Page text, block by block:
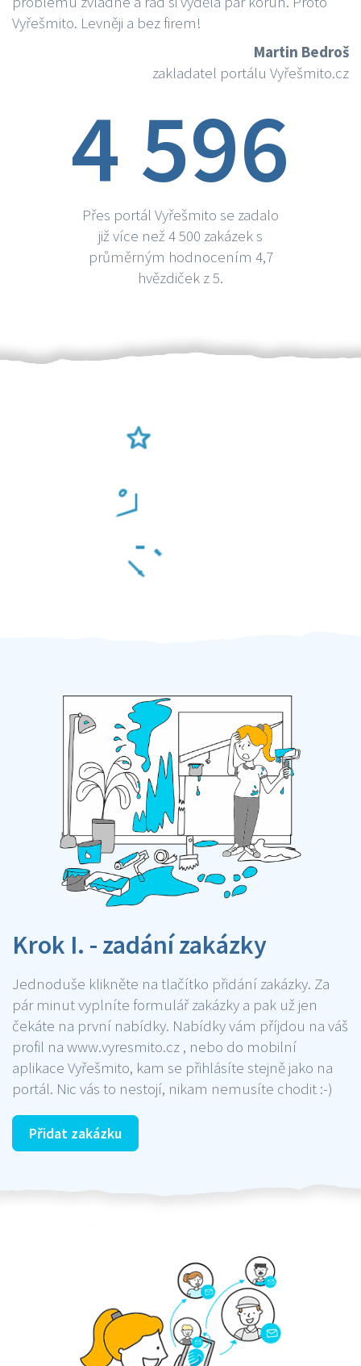
Vyřešmito. Levněji a bez firem!
Martin Bedroš
zakladatel portálu Vyřešmito.cz
4 596
Přes portál Vyřešmito se zadalo
již více než 4 500 zakázek s
průměrným hodnocením 4,7
hvězdiček z 5.
Krok I. - zadání zakázky
Jednoduše klikněte na tlačítko přidání zakázky. Za
pár minut vyplníte formulář zakázky a pak už jen
čekáte na první nabídky. Nabídky vám příjdou na váš
profil na www.vyresmito.cz , nebo do mobilní
aplikace Vyřešmito, kam se přihlásíte stejně jako na
portál. Nic vás to nestojí, nikam nemusíte chodit :-)
Přidat zakázku